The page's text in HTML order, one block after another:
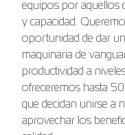
equipos por aquellos
y capacidad.
oportunidad de dar
maquinaria de
productividad a
ofreceremos hasta
que decidan unirse a
aprovechar los